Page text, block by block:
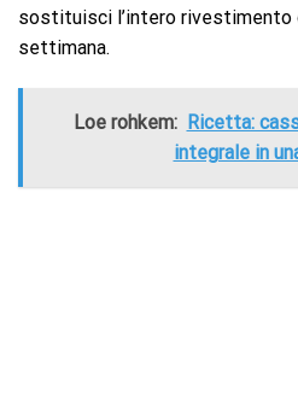
sostituisci l’intero rivestimento
settimana.
Loe rohkem: Ricetta:
integrale in